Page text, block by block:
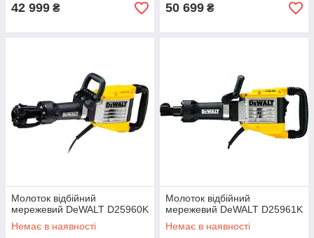
42 999 ₴ 50 699 ₴
Молоток відбійний
мережевий DeWALT D25960K
Немає в наявності
Молоток відбійний
мережевий DeWALT D25961K
Немає в наявності